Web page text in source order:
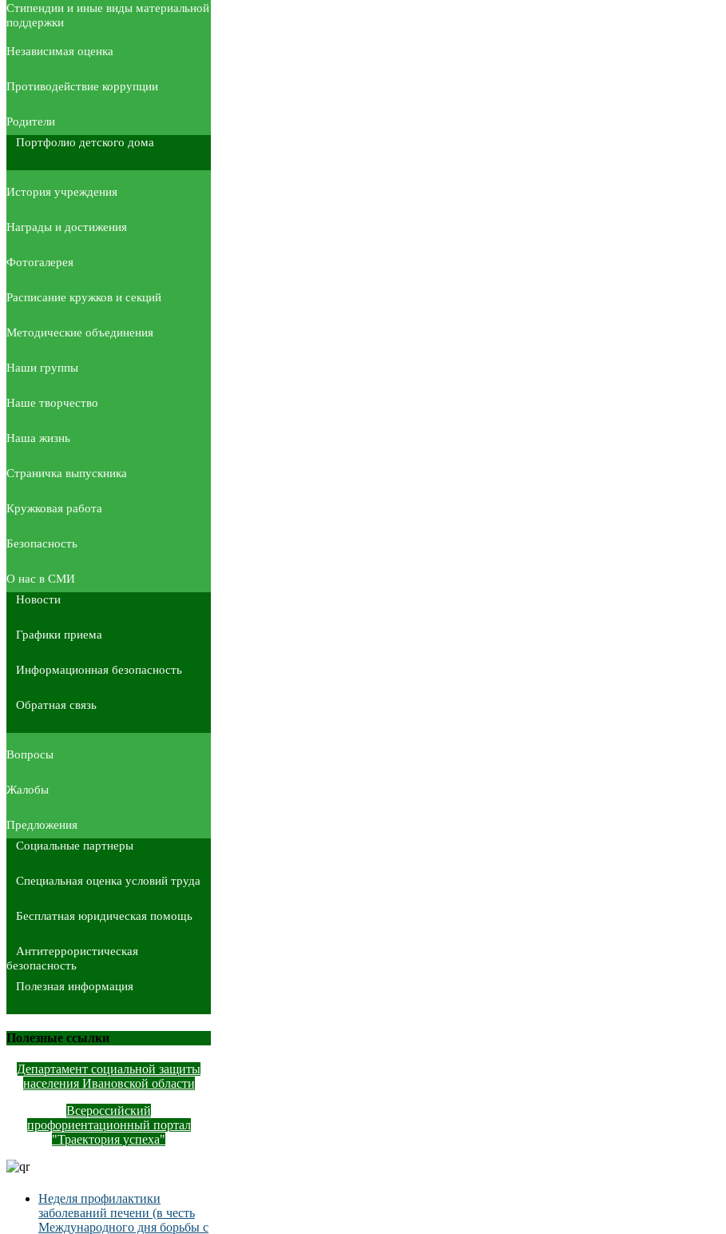
Стипендии и иные виды материальной
поддержки
Независимая оценка
Противодействие коррупции
Родители
Портфолио детского дома
История учреждения
Награды и достижения
Фотогалерея
Расписание кружков и секций
Методические объединения
Наши группы
Наше творчество
Наша жизнь
Страничка выпускника
Кружковая работа
Безопасность
О нас в СМИ
Новости
Графики приема
Информационная безопасность
Обратная связь
Вопросы
Жалобы
Предложения
Социальные партнеры
Специальная оценка условий труда
Бесплатная юридическая помощь
Антитеррористическая
безопасность
Полезная информация
Полезные ссылки
Департамент социальной защиты
населения Ивановской области
Всероссийский
профориентационный портал
"Траектория успеха"
Неделя профилактики
заболеваний печени (в честь
Международного дня борьбы с